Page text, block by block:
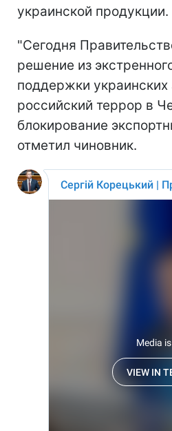
украинской продукции.
"Сегодня
решение из
поддержки украинских
российский террор в
блокирование
отметил чиновник.